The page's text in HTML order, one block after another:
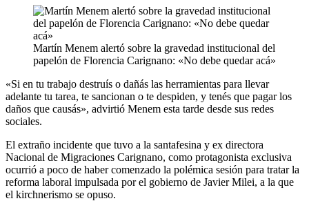
Martín Menem alertó sobre la gravedad institucional del
papelón de Florencia Carignano: «No debe quedar acá»
«Si en tu trabajo destruís o dañás las herramientas para llevar
adelante tu tarea, te sancionan o te despiden, y tenés que pagar los
daños que causás», advirtió Menem esta tarde desde sus redes
sociales.
El extraño incidente que tuvo a la santafesina y ex directora
Nacional de Migraciones Carignano, como protagonista exclusiva
ocurrió a poco de haber comenzado la polémica sesión para tratar la
reforma laboral impulsada por el gobierno de Javier Milei, a la que
el kirchnerismo se opuso.